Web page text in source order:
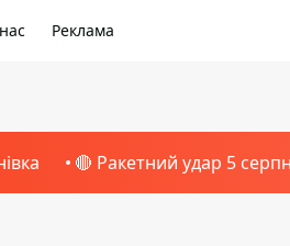
Реклама
🔴 Ракетний удар 5